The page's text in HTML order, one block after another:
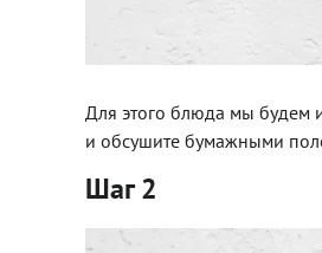
Для этого блюда мы будем
и обсушите бумажными
Шаг 2